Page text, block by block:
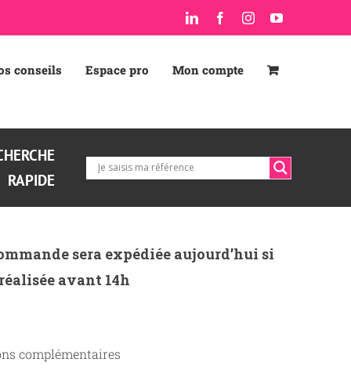
LinkedInFacebookInstagramYouTube
conseils Espace pro Mon compte
RAPIDE
sera expédiée aujourd’hui si
avant 14h
complémentaires